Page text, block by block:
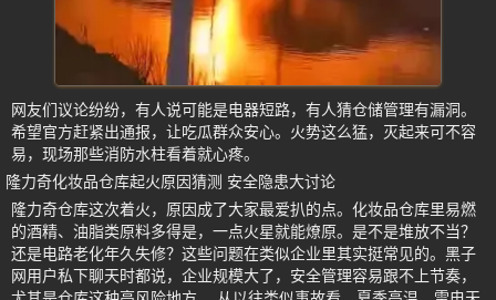
网友们议论纷纷，有人说可能是电器短路，有人猜仓储管理有漏洞。
希望官方赶紧出通报，让吃瓜群众安心。火势这么猛，灭起来可不容
易，现场那些消防水柱看着就心疼。
隆力奇化妆品仓库起火原因猜测 安全隐患大讨论
隆力奇仓库这次着火，原因成了大家最爱扒的点。化妆品仓库里易燃
的酒精、油脂类原料多得是，一点火星就能燎原。是不是堆放不当？
还是电路老化年久失修？这些问题在类似企业里其实挺常见的。黑子
网用户私下聊天时都说，企业规模大了，安全管理容易跟不上节奏，